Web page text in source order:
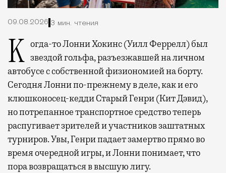
09.08.2026 3 мин. чтения
Когда-то Лонни Хокинс (Уилл Феррелл) был звездой гольфа, разъезжавшей на личном
автобусе с собственной физиономией на борту.
Сегодня Лонни по-прежнему в деле, как и его
клюшконосец-кедди Старый Генри (Кит Дэвид),
но потрепанное транспортное средство теперь
распугивает зрителей и участников заштатных
турниров. Увы, Генри падает замертво прямо во
время очередной игры, и Лонни понимает, что
пора возвращаться в высшую лигу.